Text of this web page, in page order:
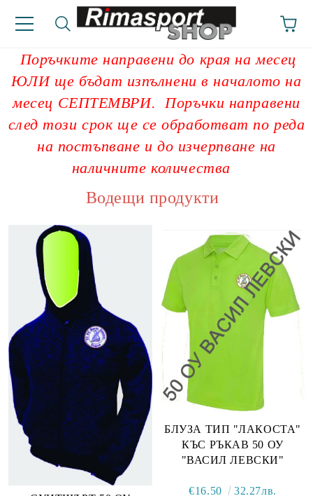
Поръчките направени до края на месец
ЮЛИ ще бъдат изпълнени в началото на
месец СЕПТЕМВРИ. Поръчки направени
след този срок ще се обработват по реда
на постъпване и до изчерпване на
наличните количества
Водещи продукти
БЛУЗА ТИП "ЛАКОСТА"
КЪС РЪКАВ 50 ОУ
"ВАСИЛ ЛЕВСКИ"
€16.50 32.27лв.